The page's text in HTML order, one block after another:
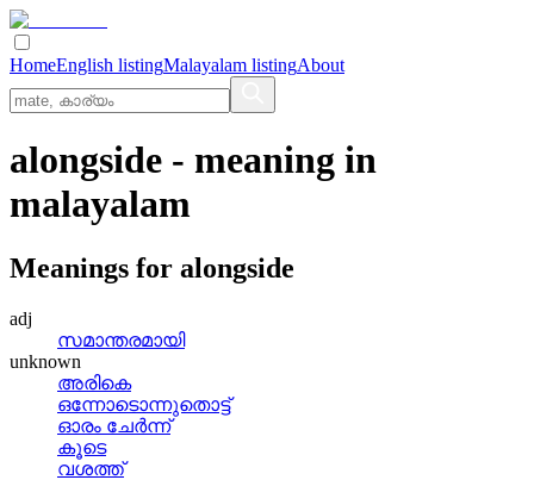
HomeEnglish listingMalayalam listingAbout
alongside - meaning in
malayalam
Meanings for alongside
adj
സമാന്തരമായി
unknown
അരികെ
ഒന്നോടൊന്നുതൊട്ട്
ഓരം ചേര്‍ന്ന്
കൂടെ
വശത്ത്